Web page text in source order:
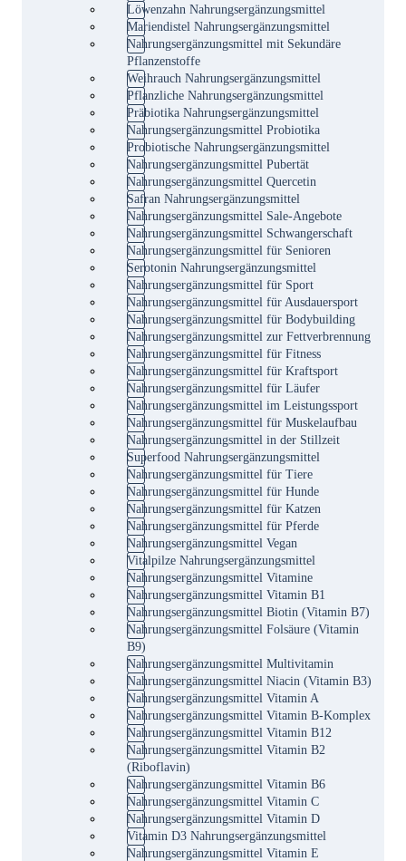
Löwenzahn Nahrungsergänzungsmittel
Mariendistel Nahrungsergänzungsmittel
Nahrungsergänzungsmittel mit Sekundäre
Pflanzenstoffe
Weihrauch Nahrungsergänzungsmittel
Pflanzliche Nahrungsergänzungsmittel
Präbiotika Nahrungsergänzungsmittel
Nahrungsergänzungsmittel Probiotika
Probiotische Nahrungsergänzungsmittel
Nahrungsergänzungsmittel Pubertät
Nahrungsergänzungsmittel Quercetin
Safran Nahrungsergänzungsmittel
Nahrungsergänzungsmittel Sale-Angebote
Nahrungsergänzungsmittel Schwangerschaft
Nahrungsergänzungsmittel für Senioren
Serotonin Nahrungsergänzungsmittel
Nahrungsergänzungsmittel für Sport
Nahrungsergänzungsmittel für Ausdauersport
Nahrungsergänzungsmittel für Bodybuilding
Nahrungsergänzungsmittel zur Fettverbrennung
Nahrungsergänzungsmittel für Fitness
Nahrungsergänzungsmittel für Kraftsport
Nahrungsergänzungsmittel für Läufer
Nahrungsergänzungsmittel im Leistungssport
Nahrungsergänzungsmittel für Muskelaufbau
Nahrungsergänzungsmittel in der Stillzeit
Superfood Nahrungsergänzungsmittel
Nahrungsergänzungsmittel für Tiere
Nahrungsergänzungsmittel für Hunde
Nahrungsergänzungsmittel für Katzen
Nahrungsergänzungsmittel für Pferde
Nahrungsergänzungsmittel Vegan
Vitalpilze Nahrungsergänzungsmittel
Nahrungsergänzungsmittel Vitamine
Nahrungsergänzungsmittel Vitamin B1
Nahrungsergänzungsmittel Biotin (Vitamin B7)
Nahrungsergänzungsmittel Folsäure (Vitamin
B9)
Nahrungsergänzungsmittel Multivitamin
Nahrungsergänzungsmittel Niacin (Vitamin B3)
Nahrungsergänzungsmittel Vitamin A
Nahrungsergänzungsmittel Vitamin B-Komplex
Nahrungsergänzungsmittel Vitamin B12
Nahrungsergänzungsmittel Vitamin B2
(Riboflavin)
Nahrungsergänzungsmittel Vitamin B6
Nahrungsergänzungsmittel Vitamin C
Nahrungsergänzungsmittel Vitamin D
Vitamin D3 Nahrungsergänzungsmittel
Nahrungsergänzungsmittel Vitamin E